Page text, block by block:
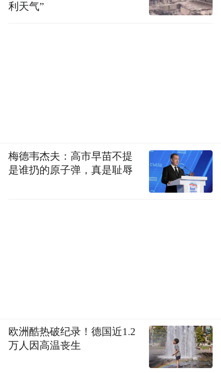
利天气”
梅德韦杰夫：高市早苗不提
是谁扔的原子弹，真是耻辱
欧洲酷热破纪录！德国近1.2
万人因高温丧生